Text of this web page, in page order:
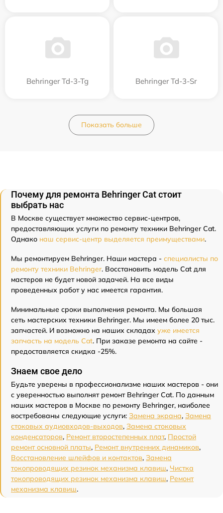
Behringer Td-3-Tg Behringer Td-3-Sr
Показать больше
Почему для ремонта Behringer Cat стоит
выбрать нас
В Москве существует множество сервис-центров,
предоставляющих услуги по ремонту техники Behringer Cat.
Однако наш сервис-центр выделяется преимуществами.
Мы ремонтируем Behringer. Наши мастера - специалисты по
ремонту техники Behringer. Восстановить модель Cat для
мастеров не будет новой задачей. На все виды
проведенных работ у нас имеется гарантия.
Минимальные сроки выполнения ремонта. Мы большая
сеть мастерских техники Behringer. Мы имеем более 20 тыс.
запчастей. И возможно на наших складах уже имеется
запчасть на модель Cat. При заказе ремонта на сайте -
предоставляется скидка -25%.
Знаем свое дело
Будьте уверены в профессионализме наших мастеров - они
с уверенностью выполнят ремонт Behringer Cat. По данным
наших мастеров в Москве по ремонту Behringer, наиболее
востребованы следующие услуги: Замена экрана, Замена
стоковых аудиовходов-выходов, Замена стоковых
конденсаторов, Ремонт второстепенных плат, Простой
ремонт основной платы, Ремонт внутренних динамиков,
Восстановление шлейфов и контактов, Замена
токопроводящих резинок механизма клавиш, Чистка
токопроводящих резинок механизма клавиш, Ремонт
механизма клавиш.